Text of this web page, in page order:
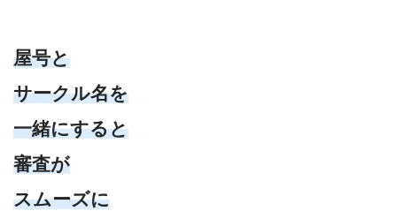
屋号と
サークル名を
一緒にすると
審査が
スムーズに